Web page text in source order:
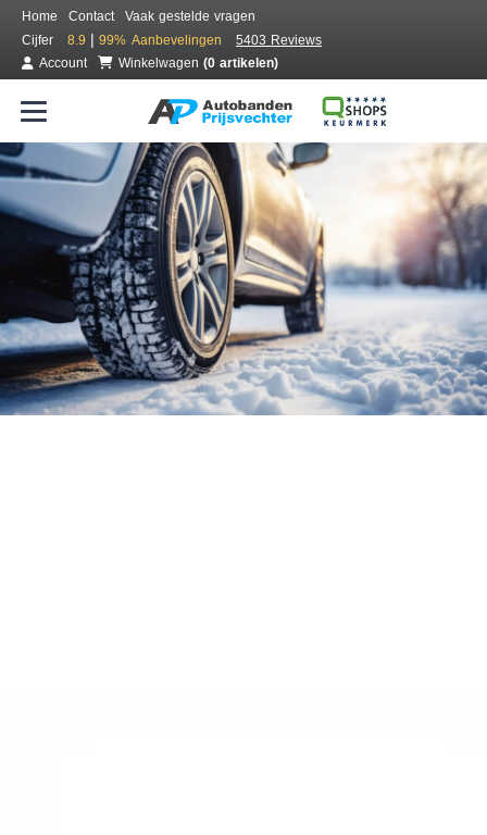
Home Contact
Vaak gestelde vragen
Cijfer
8.9 | 99% Aanbevelingen
5403 Reviews
Account
Winkelwagen (0 artikelen)
Bestel voordelig winterbanden
Gratis bezorgd of montage bij jou in de buurt
Seizoen:
Merken: